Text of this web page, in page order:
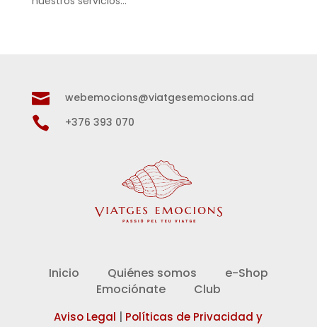
 webemocions@viatgesemocions.ad
 +376 393 070
Inicio Quiénes somos
e-Shop
Emociónate
Club
Aviso Legal
Políticas de Privacidad y